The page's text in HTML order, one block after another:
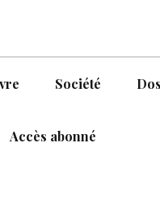
Société
Accès abonné